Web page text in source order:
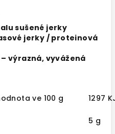
sušené jerky
jerky / proteinová
výrazná, vyvážená
ve 100 g 1297
5 g